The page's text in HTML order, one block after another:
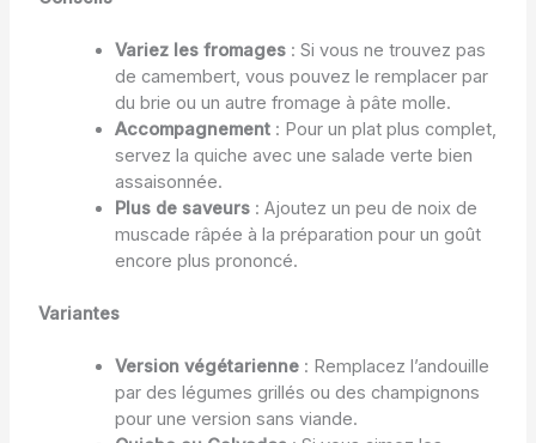
Variez les fromages: Si vous ne trouvez pas
de camembert, vous pouvez le remplacer par
du brie ou un autre fromage à pâte molle.
Accompagnement: Pour un plat plus complet,
servez la quiche avec une salade verte bien
assaisonnée.
Plus de saveurs: Ajoutez un peu de noix de
muscade râpée à la préparation pour un goût
encore plus prononcé.
Variantes
Version végétarienne: Remplacez l’andouille
par des légumes grillés ou des champignons
pour une version sans viande.